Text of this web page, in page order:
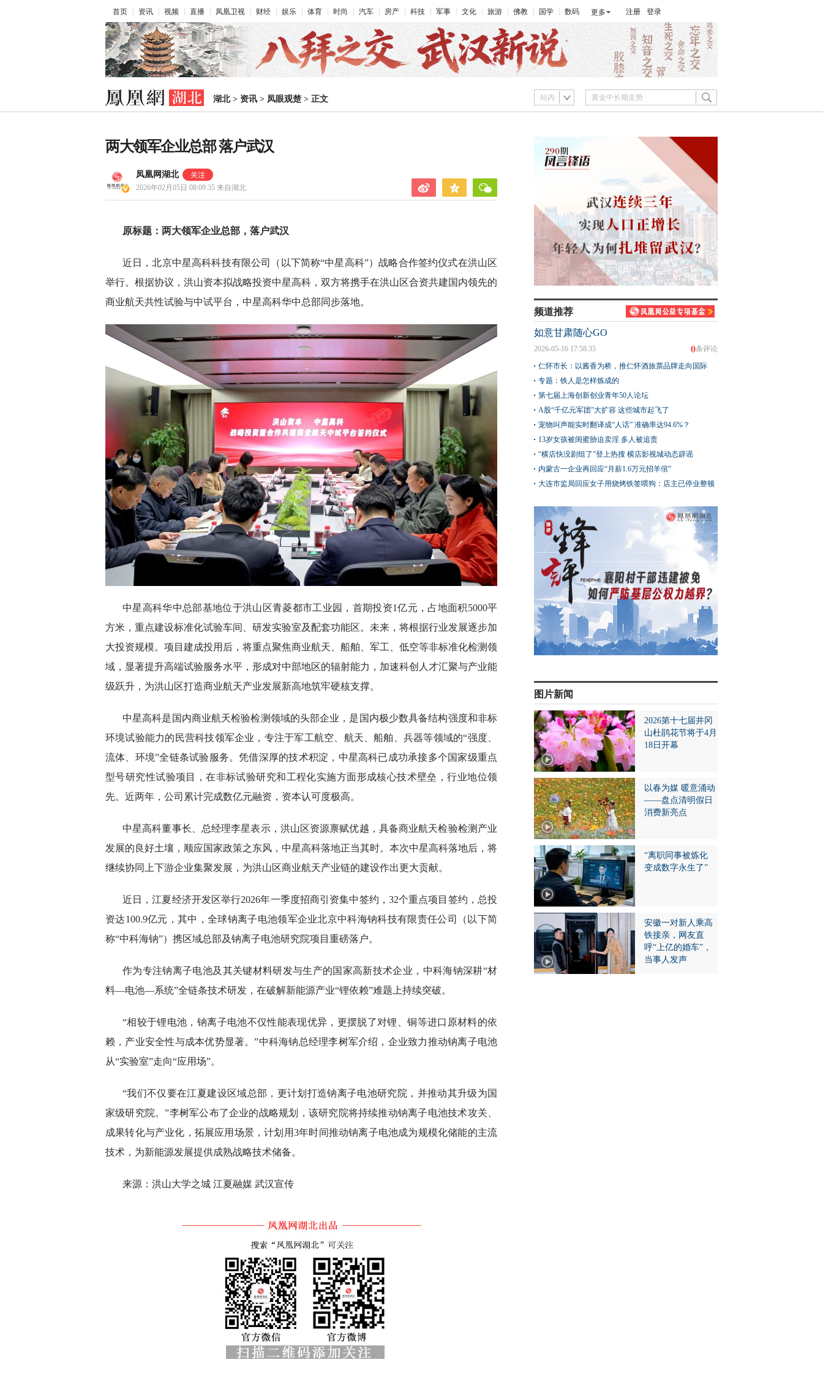
首页 资讯 视频 直播 凤凰卫视 财经 娱乐 体育 时尚 汽车 房产 科技 军事 文化 旅游 佛教 国学 数码 更多 注册 登录
湖北> 资讯 > 凤眼观楚 > 正文 站内
两大领军企业总部 落户武汉
凤凰网湖北
2026年02月05日 08:09:35 来自湖北
原标题：两大领军企业总部，落户武汉
近日，北京中星高科科技有限公司（以下简称“中星高科”）战略合作签约仪式在洪山区
举行。根据协议，洪山资本拟战略投资中星高科，双方将携手在洪山区合资共建国内领先的
商业航天共性试验与中试平台，中星高科华中总部同步落地。
中星高科华中总部基地位于洪山区青菱都市工业园，首期投资1亿元，占地面积5000平
方米，重点建设标准化试验车间、研发实验室及配套功能区。未来，将根据行业发展逐步加
大投资规模。项目建成投用后，将重点聚焦商业航天、船舶、军工、低空等非标准化检测领
域，显著提升高端试验服务水平，形成对中部地区的辐射能力，加速科创人才汇聚与产业能
级跃升，为洪山区打造商业航天产业发展新高地筑牢硬核支撑。
中星高科是国内商业航天检验检测领域的头部企业，是国内极少数具备结构强度和非标
环境试验能力的民营科技领军企业，专注于军工航空、航天、船舶、兵器等领域的“强度、
流体、环境”全链条试验服务。凭借深厚的技术积淀，中星高科已成功承接多个国家级重点
型号研究性试验项目，在非标试验研究和工程化实施方面形成核心技术壁垒，行业地位领
先。近两年，公司累计完成数亿元融资，资本认可度极高。
中星高科董事长、总经理李星表示，洪山区资源禀赋优越，具备商业航天检验检测产业
发展的良好土壤，顺应国家政策之东风，中星高科落地正当其时。本次中星高科落地后，将
继续协同上下游企业集聚发展，为洪山区商业航天产业链的建设作出更大贡献。
近日，江夏经济开发区举行2026年一季度招商引资集中签约，32个重点项目签约，总投
资达100.9亿元，其中，全球钠离子电池领军企业北京中科海钠科技有限责任公司（以下简
称“中科海钠”）携区域总部及钠离子电池研究院项目重磅落户。
作为专注钠离子电池及其关键材料研发与生产的国家高新技术企业，中科海钠深耕“材
料—电池—系统”全链条技术研发，在破解新能源产业“锂依赖”难题上持续突破。
“相较于锂电池，钠离子电池不仅性能表现优异，更摆脱了对锂、铜等进口原材料的依
赖，产业安全性与成本优势显著。”中科海钠总经理李树军介绍，企业致力推动钠离子电池
从“实验室”走向“应用场”。
“我们不仅要在江夏建设区域总部，更计划打造钠离子电池研究院，并推动其升级为国
家级研究院。”李树军公布了企业的战略规划，该研究院将持续推动钠离子电池技术攻关、
成果转化与产业化，拓展应用场景，计划用3年时间推动钠离子电池成为规模化储能的主流
技术，为新能源发展提供成熟战略技术储备。
来源：洪山大学之城 江夏融媒 武汉宣传
频道推荐
如意甘肃随心GO
0条评论
2026-05-16 17:58:35
仁怀市长：以酱香为桥，推仁怀酒旅票品牌走向国际
专题：铁人是怎样炼成的
第七届上海创新创业青年50人论坛
A股“千亿元军团”大扩容 这些城市起飞了
宠物叫声能实时翻译成“人话” 准确率达94.6%？
13岁女孩被闺蜜胁迫卖淫 多人被追责
“横店快没剧组了”登上热搜 横店影视城动态辟谣
内蒙古一企业再回应“月薪1.6万元招羊倌”
大连市监局回应女子用烧烤铁签喂狗：店主已停业整顿
图片新闻
2026第十七届井冈
山杜鹃花节将于4月
18日开幕
以春为媒 暖意涌动
——盘点清明假日
消费新亮点
“离职同事被炼化
变成数字永生了”
安徽一对新人乘高
铁接亲，网友直
呼“上亿的婚车”，
当事人发声